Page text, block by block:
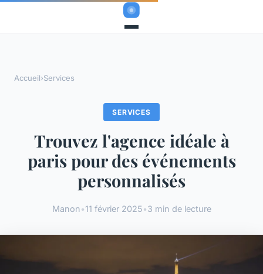
Accueil›Services
SERVICES
Trouvez l'agence idéale à
paris pour des événements
personnalisés
Manon•11 février 2025•3 min de lecture